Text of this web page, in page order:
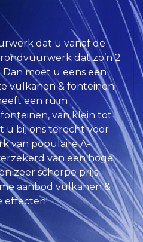
dat u vanaf de
dat zo’n 2
moet u eens een
vulkanen & fonteinen!
een ruim
van klein tot
u bij ons terecht voor
van populaire A-
van een hoge
zeer scherpe prijs.
aanbod vulkanen &
effecten!